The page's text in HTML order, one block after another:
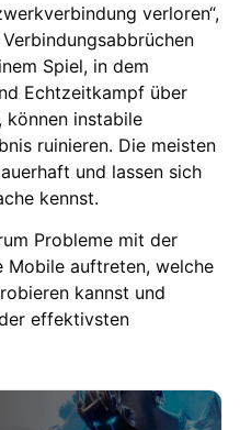
verloren“,
Spiel, in dem
Echtzeitkampf über
können instabile
ruinieren. Die meisten
und lassen sich
kennst.
Probleme mit der
Mobile auftreten, welche
kannst und
effektivsten